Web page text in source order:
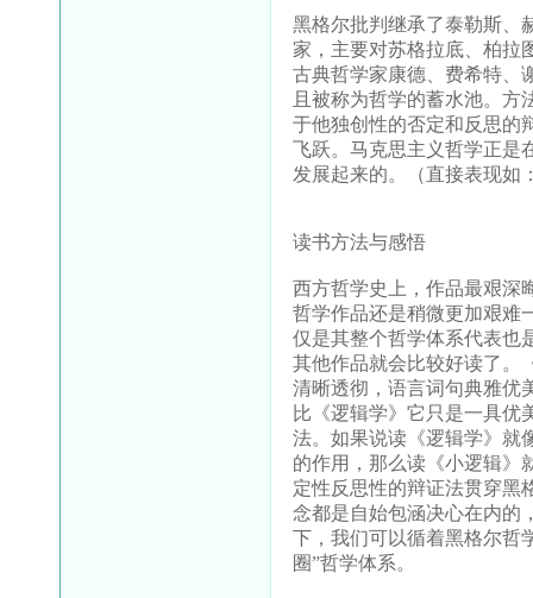
黑格尔批判继承了泰勒斯、
家，主要对苏格拉底、柏拉
古典哲学家康德、费希特、
且被称为哲学的蓄水池。
于他独创性的否定和反思的
飞跃。马克思主义哲学正是
发展起来的。（直接表现如
读书方法与感悟
西方哲学史上，作品最艰深
哲学作品还是稍微更加艰难
仅是其整个哲学体系代表也
其他作品就会比较好读了。
清晰透彻，语言词句典雅优
比《逻辑学》它只是一具优
法。如果说读《逻辑学》就
的作用，那么读《小逻辑》
定性反思性的辩证法贯穿黑
念都是自始包涵决心在内的
下，我们可以循着黑格尔哲
圈”哲学体系。